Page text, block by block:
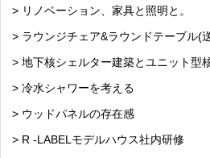
> リノベーション、家具と照明と。
> ラウンジチェア&ラウンドテーブル(
> 地下核シェルター建築とユニット型
> 冷水シャワーを考える
> ウッドパネルの存在感
> R -LABELモデルハウス社内研修